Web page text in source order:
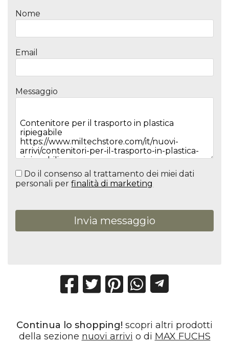
Nome
Email
Messaggio
Do il consenso al trattamento dei miei dati
personali perfinalità di marketing
Invia messaggio
Continua lo shopping! scopri altri prodotti
della sezione nuovi arrivi o di MAX FUCHS